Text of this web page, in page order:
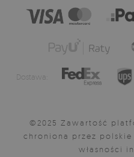
Dostawa:
©2025 Zawartość
chroniona przez
własności